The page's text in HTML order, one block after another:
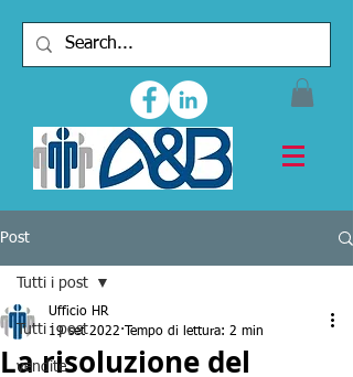
Post
Tutti i post
vendite
Tutti i post
La risoluzione del
Ufficio HR
19 set 2022
Tempo di lettura: 2 min